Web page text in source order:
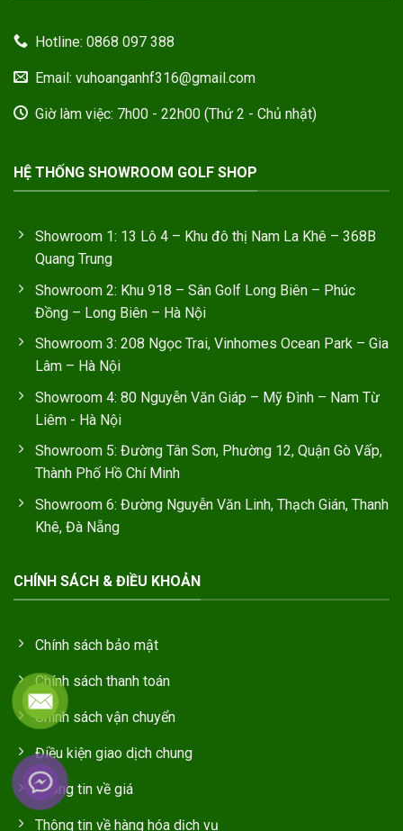
Hotline: 0868 097 388
Email: vuhoanganhf316@gmail.com
Giờ làm việc: 7h00 - 22h00 (Thứ 2 - Chủ nhật)
HỆ THỐNG SHOWROOM GOLF SHOP
Showroom 1: 13 Lô 4 – Khu đô thị Nam La Khê – 368B
Quang Trung
Showroom 2: Khu 918 – Sân Golf Long Biên – Phúc
Đồng – Long Biên – Hà Nội
Showroom 3: 208 Ngọc Trai, Vinhomes Ocean Park – Gia
Lâm – Hà Nội
Showroom 4: 80 Nguyễn Văn Giáp – Mỹ Đình – Nam Từ
Liêm - Hà Nội
Showroom 5: Đường Tân Sơn, Phường 12, Quận Gò Vấp,
Thành Phố Hồ Chí Minh
Showroom 6: Đường Nguyễn Văn Linh, Thạch Gián, Thanh
Khê, Đà Nẵng
CHÍNH SÁCH & ĐIỀU KHOẢN
Chính sách bảo mật
Chính sách thanh toán
Chính sách vận chuyển
Điều kiện giao dịch chung
Thông tin về giá
Thông tin về hàng hóa dịch vụ